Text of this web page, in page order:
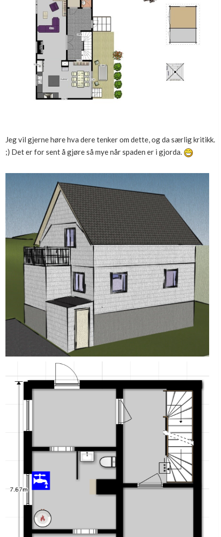
Jeg vil gjerne høre hva dere tenker om dette, og da særlig kritikk.
;) Det er for sent å gjøre så mye når spaden er i gjorda.